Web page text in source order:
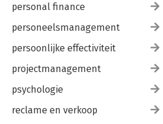
personal finance
personeelsmanagement
persoonlijke effectiviteit
projectmanagement
psychologie
reclame en verkoop